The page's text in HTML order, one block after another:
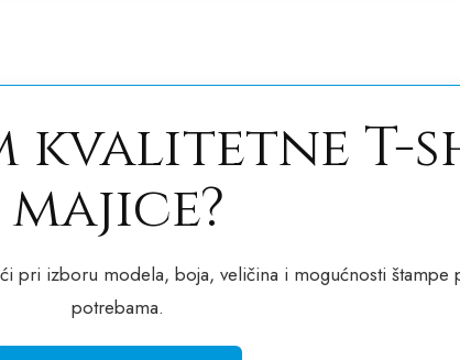
kvalitetne T-
majice?
pri izboru modela, boja, veličina i mogućnosti štampe
potrebama.